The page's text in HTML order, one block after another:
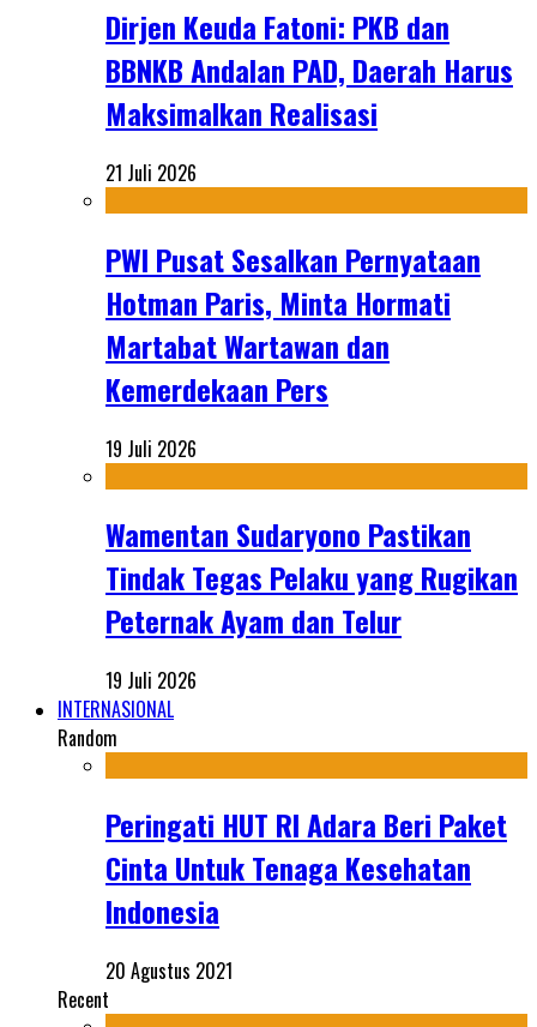
Dirjen Keuda Fatoni: PKB dan
BBNKB Andalan PAD, Daerah Harus
Maksimalkan Realisasi
21 Juli 2026
PWI Pusat Sesalkan Pernyataan
Hotman Paris, Minta Hormati
Martabat Wartawan dan
Kemerdekaan Pers
19 Juli 2026
Wamentan Sudaryono Pastikan
Tindak Tegas Pelaku yang Rugikan
Peternak Ayam dan Telur
19 Juli 2026
INTERNASIONAL
Random
Peringati HUT RI Adara Beri Paket
Cinta Untuk Tenaga Kesehatan
Indonesia
20 Agustus 2021
Recent